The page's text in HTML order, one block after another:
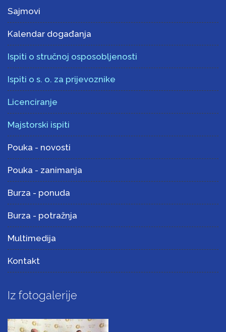
Sajmovi
Kalendar događanja
Ispiti o stručnoj osposobljenosti
Ispiti o s. o. za prijevoznike
Licenciranje
Majstorski ispiti
Pouka - novosti
Pouka - zanimanja
Burza - ponuda
Burza - potražnja
Multimedija
Kontakt
Iz fotogalerije